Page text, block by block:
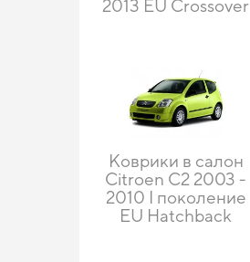
2013 EU Crossover
Коврики в салон
Citroen C2 2003 -
2010 I поколение
EU Hatchback